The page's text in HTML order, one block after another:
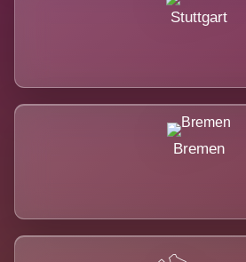
Stuttgart
Bremen